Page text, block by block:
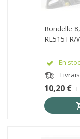
Rondelle
RL515TR/
En
10,20 €